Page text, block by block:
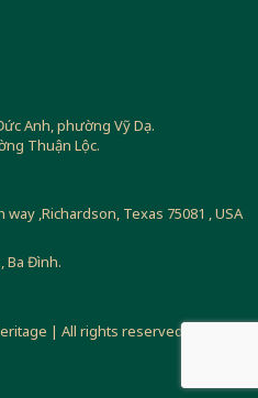
Anh, phường Vỹ Dạ.
Thuận Lộc.
,Richardson, Texas 75081 , USA
Ba Đình.
| All rights reserved.